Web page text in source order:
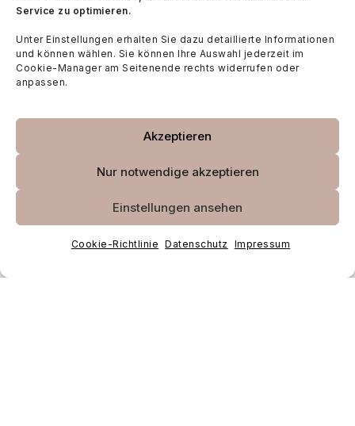
Service zu optimieren.
Unter Einstellungen erhalten Sie dazu detaillierte Informationen
und können wählen. Sie können Ihre Auswahl jederzeit im
Cookie-Manager am Seitenende rechts widerrufen oder
anpassen.
Akzeptieren
Nur notwendige akzeptieren
Einstellungen ansehen
Cookie-Richtlinie Datenschutz Impressum
wirken wie ein Turbo für Ihre Hautzellen – sie
reparieren, hydratisieren und stimulieren die
Kollagenproduktion auf eine Weise, die keine
Creme der Welt leisten kann.
nicht gegen Ihre Haut, sondern mit ihr. Das
Ergebnis? Ein frischer, elastischer Teint ohne
künstlichen Look. Eine Lachssperma-Injektion ist
kein kosmetischer Trend – sie ist die nächste
Stufe der ästhetischen Medizin.
Jetzt ist die Zeit, in Ihre Haut zu investieren.